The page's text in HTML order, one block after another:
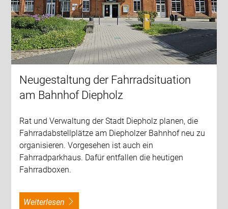
Neugestaltung der Fahrradsituation
am Bahnhof Diepholz
Rat und Verwaltung der Stadt Diepholz planen, die
Fahrradabstellplätze am Diepholzer Bahnhof neu zu
organisieren. Vorgesehen ist auch ein
Fahrradparkhaus. Dafür entfallen die heutigen
Fahrradboxen.
weiterlesen